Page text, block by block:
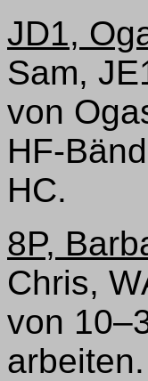
JD1,
Sam,
von
HF-
HC.
8P,
Chris,
von